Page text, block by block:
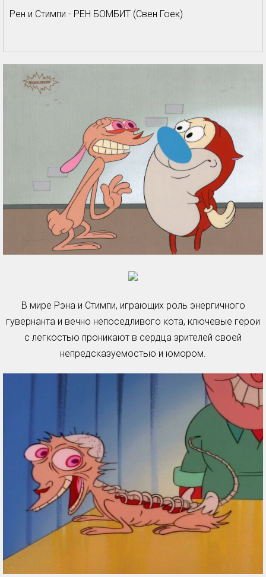
Рен и Стимпи - РЕН БОМБИТ (Свен Гоек)
В мире Рэна и Стимпи, играющих роль энергичного
гувернанта и вечно непоседливого кота, ключевые герои
с легкостью проникают в сердца зрителей своей
непредсказуемостью и юмором.